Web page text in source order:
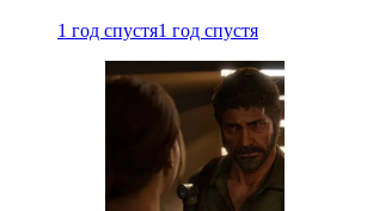
1 год спустя1 год спустя